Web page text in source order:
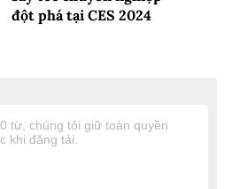
đột phá tại CES 2024